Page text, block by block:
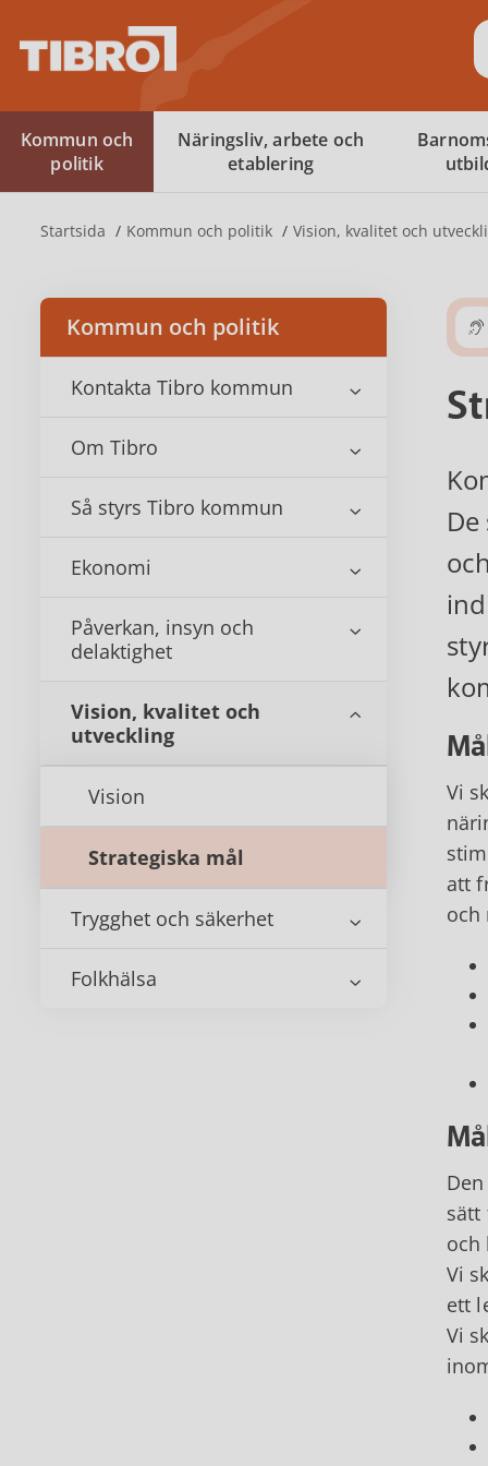
Kommun och
politik
Näringsliv, arbete och
etablering
Startsida Kommun och politik Vision, kvalitet och
Kommun och politik
Kontakta Tibro kommun
Om Tibro
Så styrs Tibro kommun
Ekonomi
Påverkan, insyn och
delaktighet
Vision, kvalitet och
utveckling
Vision
Strategiska mål
Trygghet och säkerhet
Folkhälsa
Vi
att
och
sätt
och
Vi
ett
Vi